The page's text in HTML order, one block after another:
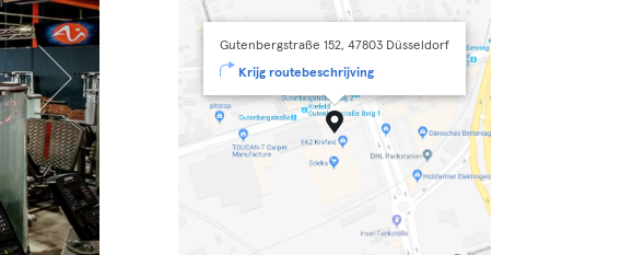
Gutenbergstraße 152, 47803 Düsseldorf
Krijg routebeschrijving